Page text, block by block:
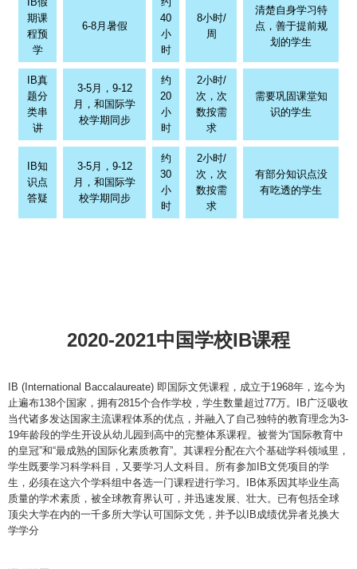
类串
讲
小
时
求
识的学生
IB知
识点
答疑
3-5月，9-12
校学期同步
约
30
小
时
次，次
数按需
求
有部分知识点没
19年龄段的学生开设从幼儿园到高中的完整体系课程。被誉为“国际教育中
的皇冠”和“最成熟的国际化素质教育”。其课程分配在六个基础学科领域里，
质量的学术素质，被全球教育界认可，并迅速发展、壮大。已有包括全球
顶尖大学在内的一千多所大学认可国际文凭，并予以IB成绩优异者兑换大
学学分
课程设置
IBDP项目学制两年。总共分为六大类学科：外语类，语言与文学类，人文
社会学类，实验科学类，数学类，艺术类。总计50多个科目。每一类学科
都有高阶课程（high level）和标准课程（standard level）组成。学生需从
六大类中各选一门科目进行学习，并要求三科为高阶课程，三科为标准课